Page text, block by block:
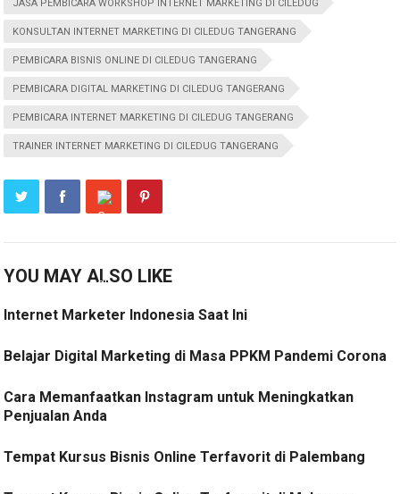
JASA PEMBICARA WORKSHOP INTERNET MARKETING DI CILEDUG
KONSULTAN INTERNET MARKETING DI CILEDUG TANGERANG
PEMBICARA BISNIS ONLINE DI CILEDUG TANGERANG
PEMBICARA DIGITAL MARKETING DI CILEDUG TANGERANG
PEMBICARA INTERNET MARKETING DI CILEDUG TANGERANG
TRAINER INTERNET MARKETING DI CILEDUG TANGERANG
YOU MAY ALSO LIKE
Internet Marketer Indonesia Saat Ini
Belajar Digital Marketing di Masa PPKM Pandemi Corona
Cara Memanfaatkan Instagram untuk Meningkatkan
Penjualan Anda
Tempat Kursus Bisnis Online Terfavorit di Palembang